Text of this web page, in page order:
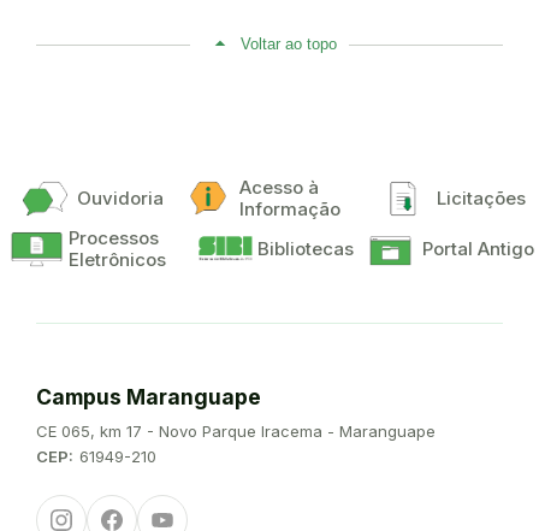
Voltar ao topo
Ouvidoria
Acesso à
Informação
Licitações
Processos
Eletrônicos
Bibliotecas Portal Antigo
Campus Maranguape
Endereço:
CE 065, km 17 - Novo Parque Iracema - Maranguape
CEP: 61949-210
InstagramFacebookYoutube